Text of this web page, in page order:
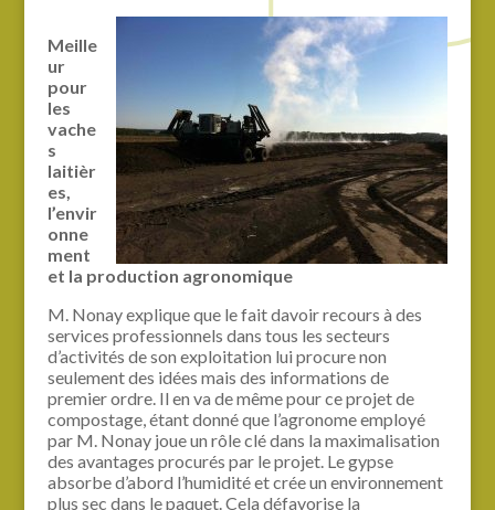
Meille
ur
pour
les
vache
s
laitièr
es,
l’envir
onne
ment
et la production agronomique
M. Nonay explique que le fait davoir recours à des
services professionnels dans tous les secteurs
d’activités de son exploitation lui procure non
seulement des idées mais des informations de
premier ordre. Il en va de même pour ce projet de
compostage, étant donné que l’agronome employé
par M. Nonay joue un rôle clé dans la maximalisation
des avantages procurés par le projet. Le gypse
absorbe d’abord l’humidité et crée un environnement
plus sec dans le paquet. Cela défavorise la